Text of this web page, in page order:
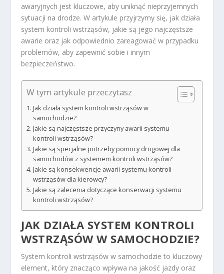
awaryjnych jest kluczowe, aby uniknąć nieprzyjemnych
sytuacji na drodze. W artykule przyjrzymy się, jak działa
system kontroli wstrząsów, jakie są jego najczęstsze
awarie oraz jak odpowiednio zareagować w przypadku
problemów, aby zapewnić sobie i innym
bezpieczeństwo.
W tym artykule przeczytasz
Jak działa system kontroli wstrząsów w
samochodzie?
Jakie są najczęstsze przyczyny awarii systemu
kontroli wstrząsów?
Jakie są specjalne potrzeby pomocy drogowej dla
samochodów z systemem kontroli wstrząsów?
Jakie są konsekwencje awarii systemu kontroli
wstrząsów dla kierowcy?
Jakie są zalecenia dotyczące konserwacji systemu
kontroli wstrząsów?
JAK DZIAŁA SYSTEM KONTROLI
WSTRZĄSÓW W SAMOCHODZIE?
System kontroli wstrząsów w samochodzie to kluczowy
element, który znacząco wpływa na jakość jazdy oraz